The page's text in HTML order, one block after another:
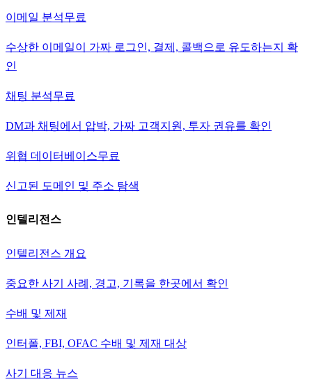
이메일 분석무료
수상한 이메일이 가짜 로그인, 결제, 콜백으로 유도하는지 확
인
채팅 분석무료
DM과 채팅에서 압박, 가짜 고객지원, 투자 권유를 확인
위협 데이터베이스무료
신고된 도메인 및 주소 탐색
인텔리전스
인텔리전스 개요
중요한 사기 사례, 경고, 기록을 한곳에서 확인
수배 및 제재
인터폴, FBI, OFAC 수배 및 제재 대상
사기 대응 뉴스